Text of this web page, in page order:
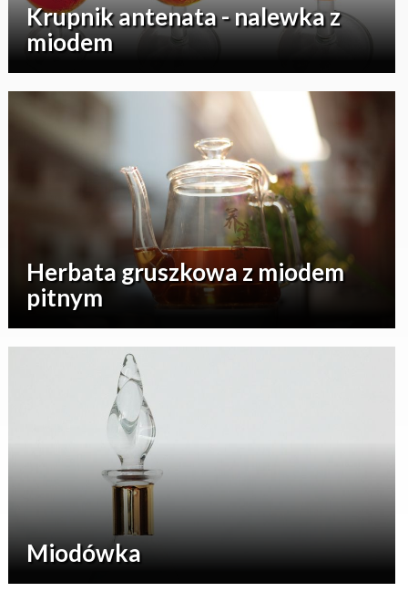
Krupnik antenata - nalewka z
miodem
Herbata gruszkowa z miodem
pitnym
Miodówka